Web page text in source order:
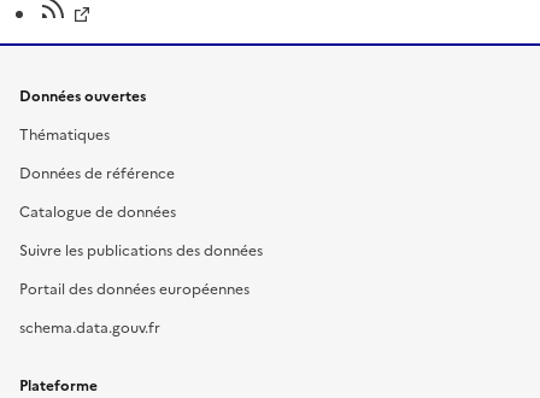
Données ouvertes
Thématiques
Données de référence
Catalogue de données
Suivre les publications des données
Portail des données européennes
schema.data.gouv.fr
Plateforme